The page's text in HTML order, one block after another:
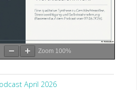
Zoom 100%
April 2026